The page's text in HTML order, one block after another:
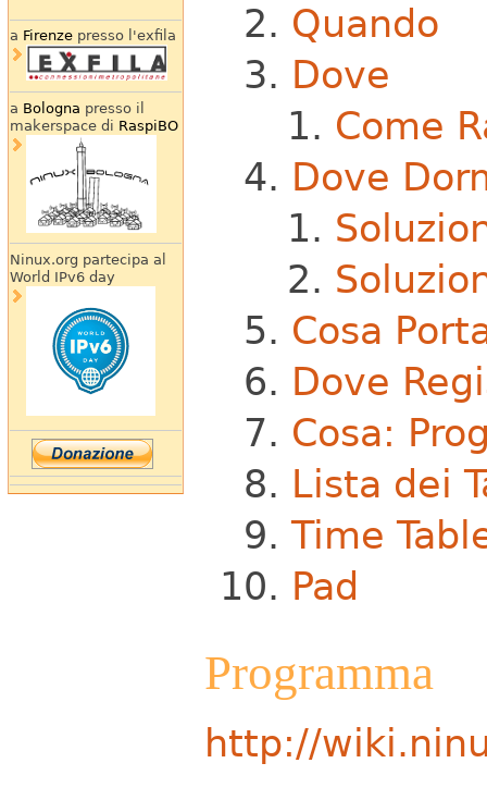
a Firenzepresso l'exfila
a Bologna presso il
makerspace di RaspiBO
Ninux.org partecipa al
World IPv6 day
Quando
Dove
Come
Dove
Cosa
Dove
Cosa:
Lista dei
Time
Pad
Programma
http://